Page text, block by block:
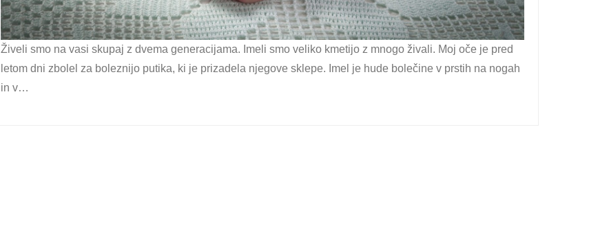
Živeli smo na vasi skupaj z dvema generacijama. Imeli smo veliko kmetijo z mnogo živali. Moj oče je pred
letom dni zbolel za boleznijo putika, ki je prizadela njegove sklepe. Imel je hude bolečine v prstih na nogah
in v…